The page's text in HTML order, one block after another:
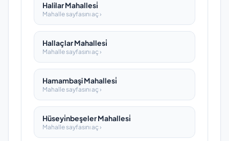
Halilar Mahallesi̇
Mahalle sayfasını aç ›
Hallaçlar Mahallesi̇
Mahalle sayfasını aç ›
Hamambaşi Mahallesi̇
Mahalle sayfasını aç ›
Hüseyi̇nbeşeler Mahallesi̇
Mahalle sayfasını aç ›